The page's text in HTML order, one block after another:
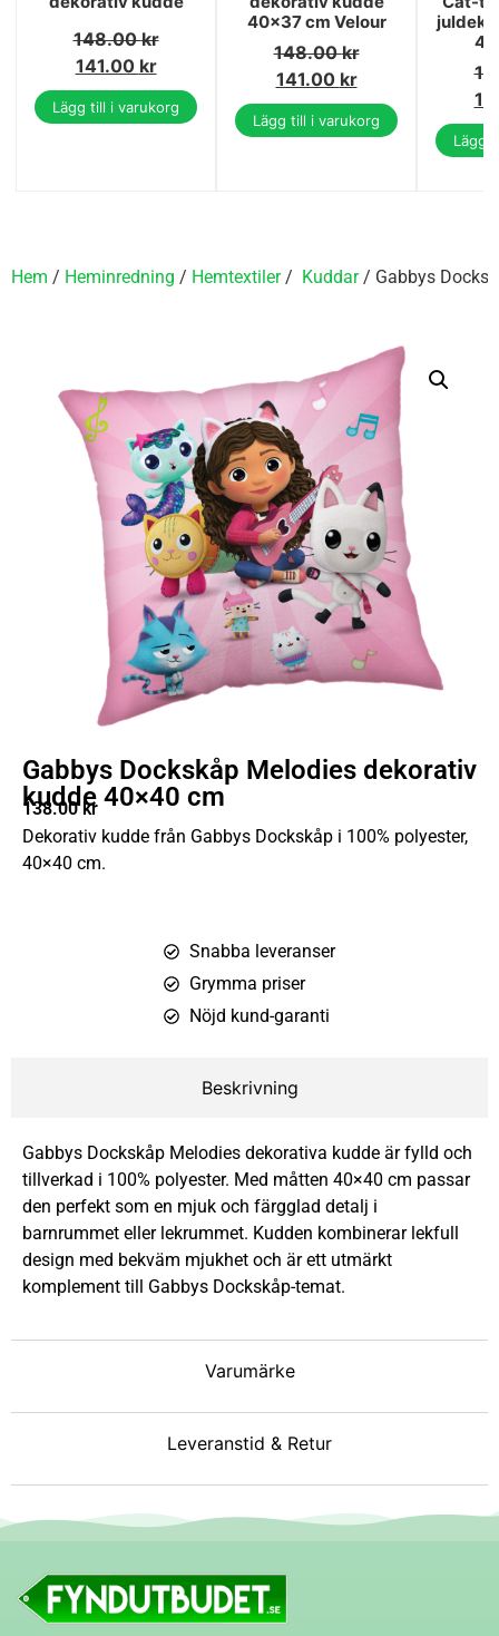
148.00kr
141.00 kr
Lägg till i varukorg
40x37 cm Velour
148.00kr
141.00 kr
Lägg till i varukorg
Lägg
Hem / Heminredning / Hemtextiler/ Kuddar/ Gabbys
Gabbys Dockskåp Melodies dekorativ
kudde 40×40 cm
138.00 kr
Dekorativ kudde från Gabbys Dockskåp i 100% polyester,
40×40 cm.
Snabba leveranser
Grymma priser
Nöjd kund-garanti
Beskrivning
Varumärke
Leveranstid & Retur
Gabbys Dockskåp Melodies dekorativa kudde är fylld och
tillverkad i 100% polyester. Med måtten 40×40 cm passar
den perfekt som en mjuk och färgglad detalj i
barnrummet eller lekrummet. Kudden kombinerar lekfull
design med bekväm mjukhet och är ett utmärkt
komplement till Gabbys Dockskåp-temat.